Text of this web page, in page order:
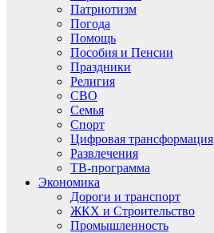
Патриотизм
Погода
Помощь
Пособия и Пенсии
Праздники
Религия
СВО
Семья
Спорт
Цифровая трансформация
Развлечения
ТВ-программа
Экономика
Дороги и транспорт
ЖКХ и Строительство
Промышленность